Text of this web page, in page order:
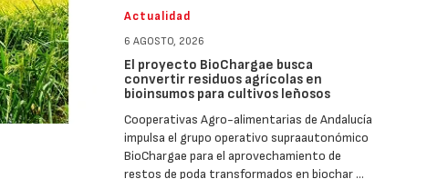
Actualidad
6 AGOSTO, 2026
El proyecto BioChargae busca
convertir residuos agrícolas en
bioinsumos para cultivos leñosos
Cooperativas Agro-alimentarias de Andalucía
impulsa el grupo operativo supraautonómico
BioChargae para el aprovechamiento de
restos de poda transformados en biochar …